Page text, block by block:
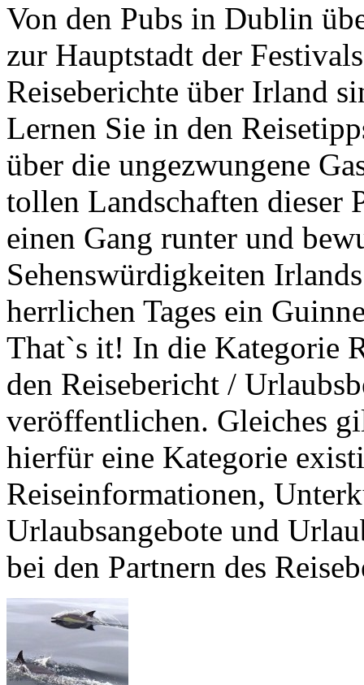
Von den Pubs in Dublin
zur Hauptstadt der
Reiseberichte über Irland
Lernen Sie in den
über die ungezwungene
tollen Landschaften dieser
einen Gang runter und
Sehenswürdigkeiten
herrlichen Tages ein
That`s it! In die Kategorie
den Reisebericht /
veröffentlichen. Gleiches
hierfür eine Kategorie
Reiseinformationen,
Urlaubsangebote und
bei den Partnern des